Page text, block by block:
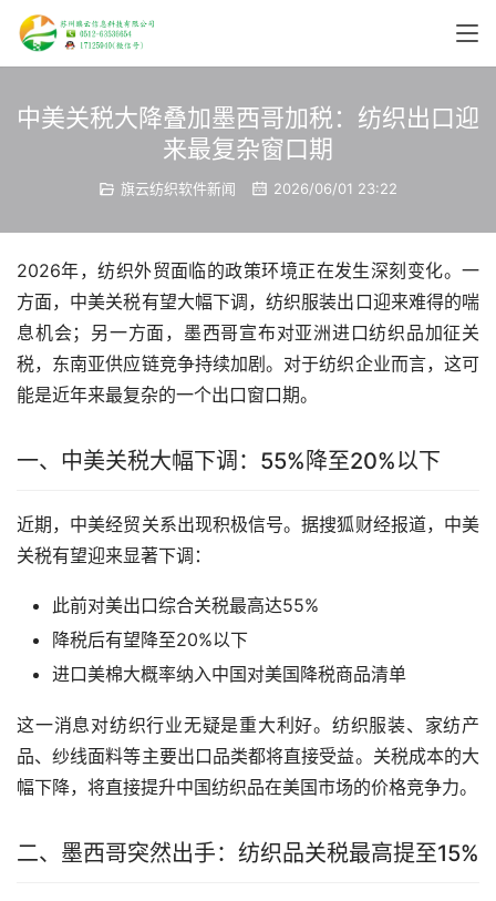
中美关税大降叠加墨西哥加税：纺织出口迎
来最复杂窗口期
旗云纺织软件新闻 2026/06/01 23:22
2026年，纺织外贸面临的政策环境正在发生深刻变化。一
方面，中美关税有望大幅下调，纺织服装出口迎来难得的喘
息机会；另一方面，墨西哥宣布对亚洲进口纺织品加征关
税，东南亚供应链竞争持续加剧。对于纺织企业而言，这可
能是近年来最复杂的一个出口窗口期。
一、中美关税大幅下调：55%降至20%以下
近期，中美经贸关系出现积极信号。据搜狐财经报道，中美
关税有望迎来显著下调：
此前对美出口综合关税最高达55%
降税后有望降至20%以下
进口美棉大概率纳入中国对美国降税商品清单
这一消息对纺织行业无疑是重大利好。纺织服装、家纺产
品、纱线面料等主要出口品类都将直接受益。关税成本的大
幅下降，将直接提升中国纺织品在美国市场的价格竞争力。
二、墨西哥突然出手：纺织品关税最高提至15%